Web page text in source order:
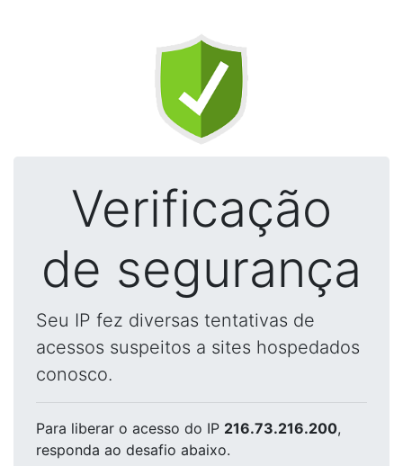
Verificação
de segurança
Seu IP fez diversas tentativas de
acessos suspeitos a sites hospedados
conosco.
Para liberar o acesso do IP 216.73.216.200,
responda ao desafio abaixo.